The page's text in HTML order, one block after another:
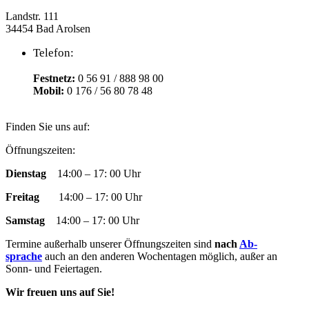
Landstr. 111
34454 Bad Arolsen
Telefon:
Festnetz: 0 56 91 / 888 98 00
Mobil: 0 176 / 56 80 78 48
Finden Sie uns auf:
Facebook
opens
new
YouTube
opens
new
RSS
opens
new
Instagram
opens
new
E-
page
in
window
Öffnungszeiten:
Dienstag 14:00 – 17: 00 Uhr
Freitag 14:00 – 17: 00 Uhr
Samstag 14:00 – 17: 00 Uhr
Termine außer­halb un­ser­er Öff­nungs­zeit­en sind nach Ab­
sprache auch an den an­der­en Woch­en­tag­en mög­lich, außer an
Sonn- und Fei­­er­­tag­en.
Wir freuen uns auf Sie!